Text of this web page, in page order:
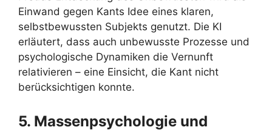
Einwand gegen Kants Idee eines klaren,
selbstbewussten Subjekts genutzt. Die KI
erläutert, dass auch unbewusste Prozesse und
psychologische Dynamiken die Vernunft
relativieren – eine Einsicht, die Kant nicht
berücksichtigen konnte.
5. Massenpsychologie und